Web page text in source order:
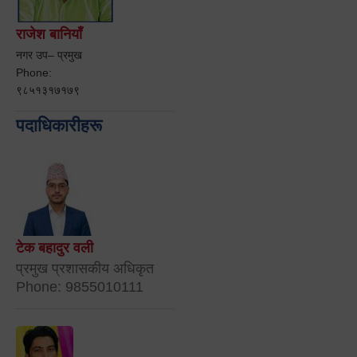
राजेश बानियाँ
नगर उप– प्रमुख
Phone:
९८५१३१७१७९
पदाधिकारीहरू
टेक बहादुर वली
प्रमुख प्रशासकीय अधिकृत
Phone: 9855010111